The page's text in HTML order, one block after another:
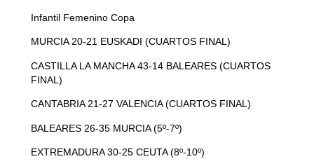
Infantil Femenino Copa
MURCIA 20-21 EUSKADI (CUARTOS FINAL)
CASTILLA LA MANCHA 43-14 BALEARES (CUARTOS
FINAL)
CANTABRIA 21-27 VALENCIA (CUARTOS FINAL)
BALEARES 26-35 MURCIA (5º-7º)
EXTREMADURA 30-25 CEUTA (8º-10º)